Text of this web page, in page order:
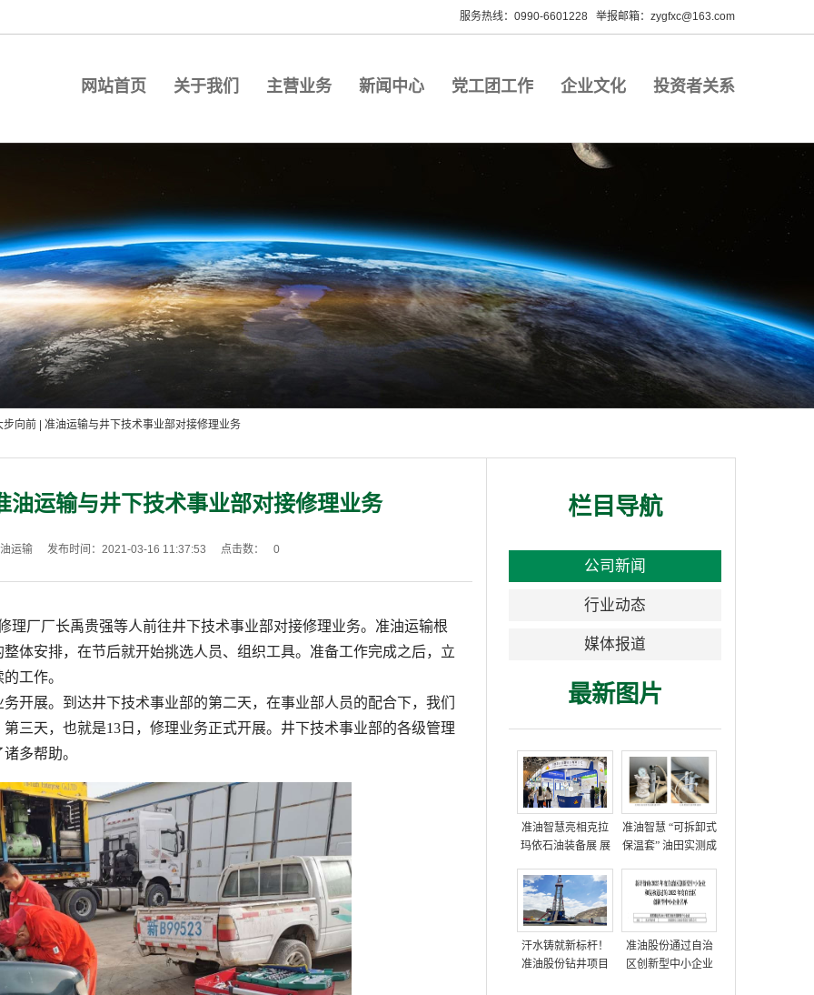
服务热线：0990-6601228 举报邮箱：zygfxc@163.com
网站首页 关于我们 主营业务 新闻中心 党工团工作 企业文化 投资者关系
步向前 | 准油运输与井下技术事业部对接修理业务
油运输与井下技术事业部对接修理业务
运输 发布时间：2021-03-16 11:37:53 点击数： 0
理厂厂长禹贵强等人前往井下技术事业部对接修理业务。准油运输根
体安排，在节后就开始挑选人员、组织工具。准备工作完成之后，立
工作。
开展。到达井下技术事业部的第二天，在事业部人员的配合下，我们
三天，也就是13 日，修理业务正式开展。井下技术事业部的各级管理
多帮助。
栏目导航
公司新闻
行业动态
媒体报道
最新图片
准油智慧亮相克拉
玛依石油装备展 展
案
准油智慧 “可拆卸式
保温套” 油田实测成
汗水铸就新标杆！
准油股份钻井项目
准油股份通过自治
区创新型中小企业